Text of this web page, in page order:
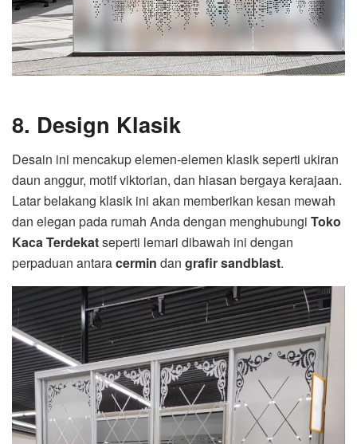
8. Design Klasik
Desain ini mencakup elemen-elemen klasik seperti ukiran
daun anggur, motif viktorian, dan hiasan bergaya kerajaan.
Latar belakang klasik ini akan memberikan kesan mewah
dan elegan pada rumah Anda dengan menghubungi Toko
Kaca Terdekatseperti lemari dibawah ini dengan
perpaduan antaracermin dan grafir sandblast.